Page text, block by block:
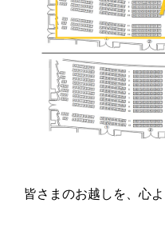
皆さまのお越しを、心